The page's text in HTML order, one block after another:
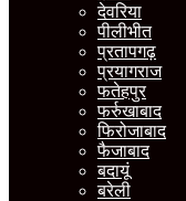
देवरिया
पीलीभीत
प्रतापगढ़
प्रयागराज
फतेहपुर
फर्रुखाबाद
फिरोजाबाद
फैजाबाद
बदायूं
बरेली